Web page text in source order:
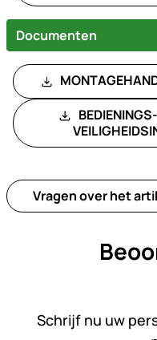
Documenten
Vragen over het
Schrijf nu uw